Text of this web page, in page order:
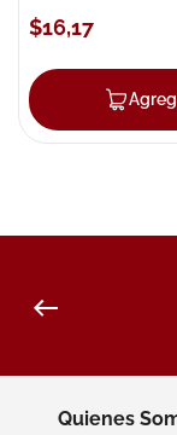
$16,17
Quienes